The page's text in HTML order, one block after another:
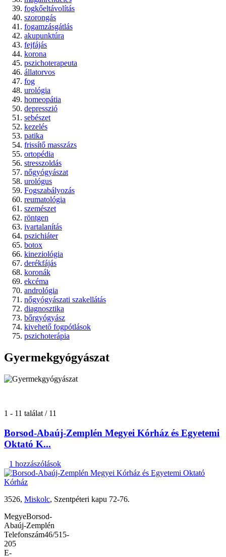
fogkőeltávolítás
szorongás
fogamzásgátlás
akupunktúra
fejfájás
korona
pszichoterapeuta
állatorvos
fog
urológia
homeopátia
depresszió
sebészet
kezelés
patika
frissítő masszázs
ortopédia
stresszoldás
nőgyógyászat
urológus
Fogszabályozás
reumatológia
szemészet
röntgen
ivartalanítás
pszichiáter
botox
kineziológia
derékfájás
koronák
ekcéma
andrológia
nőgyógyászati szakellátás
diagnosztika
bőrgyógyász
kivehető fogpótlások
pszichoterápia
Gyermekgyógyászat
1 - 11 találat / 11
Borsod-Abaúj-Zemplén Megyei Kórház és Egyetemi
Oktató K...
1 hozzászólások
3526, Miskolc, Szentpéteri kapu 72-76.
MegyeBorsod-
Abaúj-Zemplén
Telefonszám46/515-
205
E-